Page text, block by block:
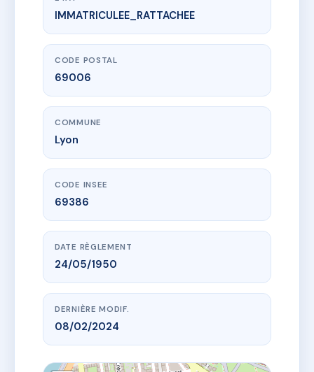
www.vme.plus/AC6577183
SDC 30 TRONCHET
30 r tronchet
IMMATRICULEE_RATTACHEE
CODE POSTAL
69006
COMMUNE
Lyon
CODE INSEE
69386
DATE RÈGLEMENT
24/05/1950
DERNIÈRE MODIF.
08/02/2024